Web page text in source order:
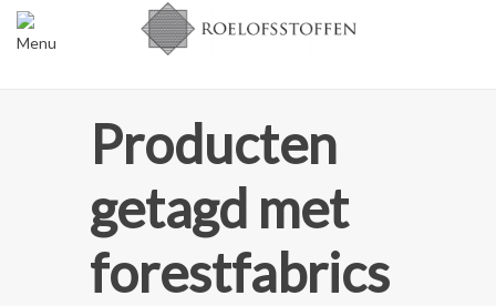
Producten
getagd met
forestfabrics